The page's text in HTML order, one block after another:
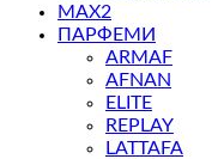
MAX2
ПАРФЕМИ
ARMAF
AFNAN
ELITE
REPLAY
LATTAFA